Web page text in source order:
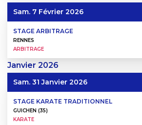
Sam. 7 Février 2026
STAGE ARBITRAGE
RENNES
ARBITRAGE
Janvier 2026
Sam. 31 Janvier 2026
STAGE KARATE TRADITIONNEL
GUICHEN (35)
KARATE